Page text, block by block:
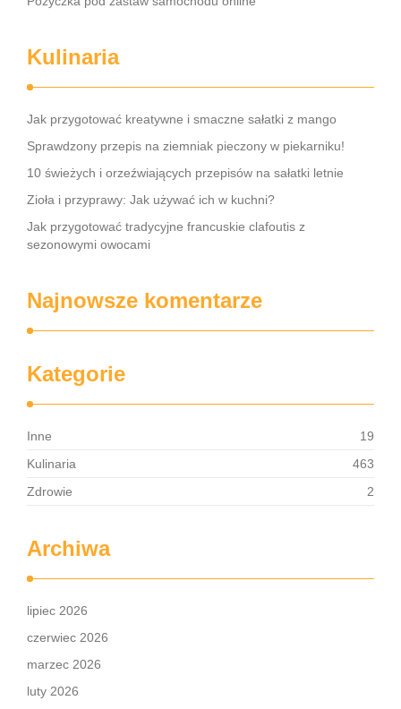
Kulinaria
Jak przygotować kreatywne i smaczne sałatki z mango
Sprawdzony przepis na ziemniak pieczony w piekarniku!
10 świeżych i orzeźwiających przepisów na sałatki letnie
Zioła i przyprawy: Jak używać ich w kuchni?
Jak przygotować tradycyjne francuskie clafoutis z
sezonowymi owocami
Najnowsze komentarze
Kategorie
Inne
19
Kulinaria
463
Zdrowie
2
Archiwa
lipiec 2026
czerwiec 2026
marzec 2026
luty 2026